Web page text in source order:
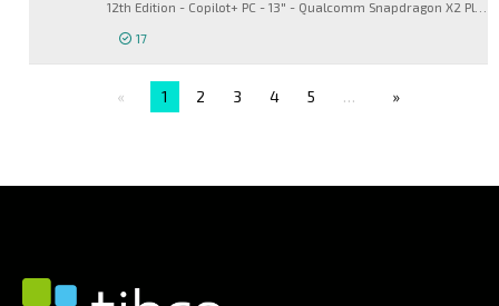
17
1 2 3 4 5 …